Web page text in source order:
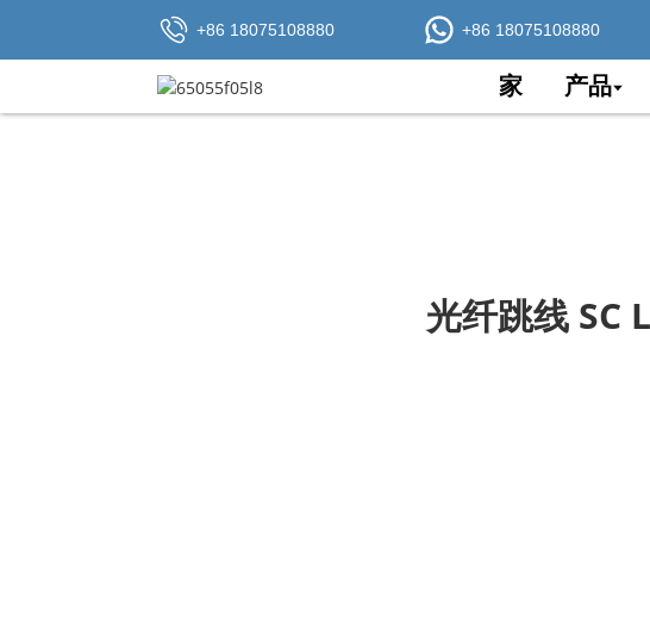
+86 18075108880 +86 18075108880
家 产品
光纤跳线 SC